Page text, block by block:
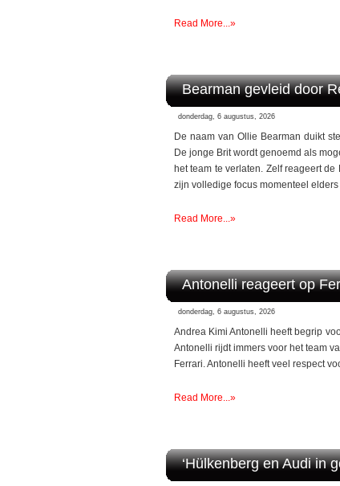
Read More...»
Bearman gevleid door
donderdag, 6 augustus, 2026
De naam van Ollie Bearman duikt
De jonge Brit wordt genoemd als
het team te verlaten. Zelf reageert
zijn volledige focus momenteel elders
Read More...»
Antonelli reageert op
donderdag, 6 augustus, 2026
Andrea Kimi Antonelli heeft begrip
Antonelli rijdt immers voor het team
Ferrari. Antonelli heeft veel respect
Read More...»
‘Hülkenberg en Audi in